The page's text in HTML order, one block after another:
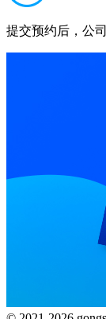
提交预约后，公